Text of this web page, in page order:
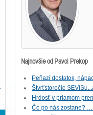
Najnovšie od Pavol Prekop
Peňazí dostatok,
Štvrťstoročie
Hrdosť v priamom
Čo po nás zostane?